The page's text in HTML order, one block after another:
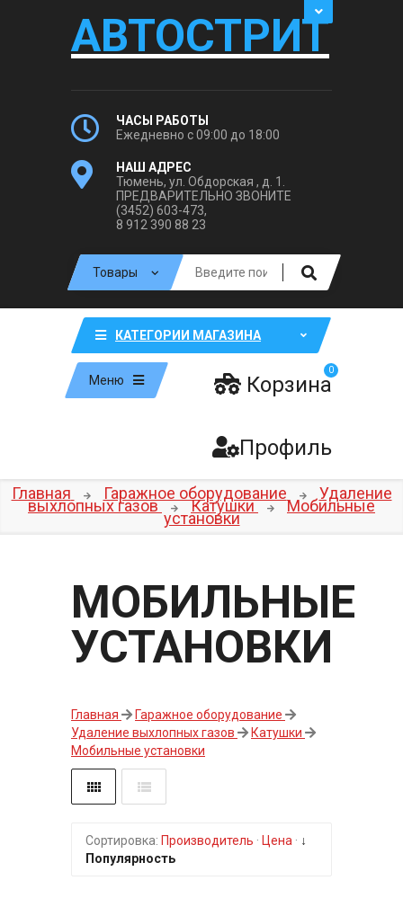
АВТОСТРИТ
ЧАСЫ РАБОТЫ
Ежедневно с 09:00 до 18:00
НАШ АДРЕС
Тюмень, ул. Обдорская , д. 1.
ПРЕДВАРИТЕЛЬНО ЗВОНИТЕ
(3452) 603-473,
8 912 390 88 23
КАТЕГОРИИ МАГАЗИНА
Меню Корзина
0
Профиль
Главная Гаражное оборудование Удаление
выхлопных газов Катушки Мобильные
установки
МОБИЛЬНЫЕ
УСТАНОВКИ
Главная
Гаражное оборудование
Удаление выхлопных газов
Катушки
Мобильные установки
Сортировка: Производитель · Цена · ↓
Популярность